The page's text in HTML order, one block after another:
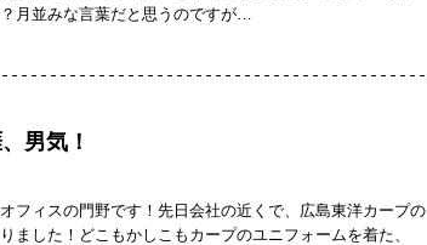
月並みな言葉だと思うのですが…
男気！
フィスの門野です！先日会社の近くで、広島東洋カープの
ました！どこもかしこもカープのユニフォームを着た、